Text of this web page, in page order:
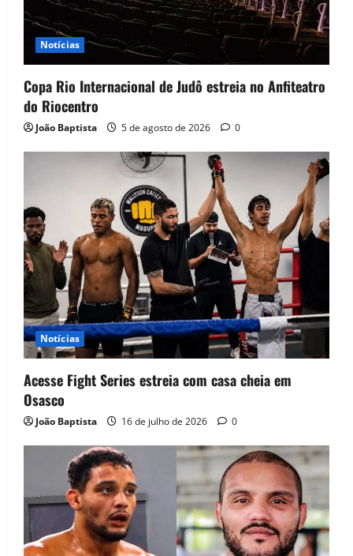
Notícias
Copa Rio Internacional de Judô estreia no Anfiteatro
do Riocentro
João Baptista 5 de agosto de 2026 0
Notícias
Acesse Fight Series estreia com casa cheia em
Osasco
João Baptista 16 de julho de 2026 0